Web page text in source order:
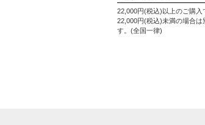
22,000円(税込)以上のご購入
22,000円(税込)未満の場合
す。(全国一律)